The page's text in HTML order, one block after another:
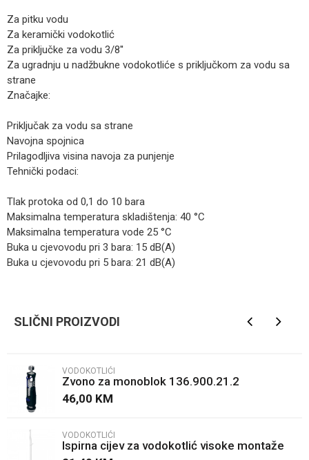
Za pitku vodu
Za keramički vodokotlić
Za priključke za vodu 3/8''
Za ugradnju u nadžbukne vodokotliće s priključkom za vodu sa
strane
Značajke:
Priključak za vodu sa strane
Navojna spojnica
Prilagodljiva visina navoja za punjenje
Tehnički podaci:
Tlak protoka od 0,1 do 10 bara
Maksimalna temperatura skladištenja: 40 °C
Maksimalna temperatura vode 25 °C
Buka u cjevovodu pri 3 bara: 15 dB(A)
Buka u cjevovodu pri 5 bara: 21 dB(A)
Poruka
SLIČNI PROIZVODI
VODOKOTLIĆI
Zvono za monoblok 136.900.21.2
46,00 KM
VODOKOTLIĆI
Ispirna cijev za vodokotlić visoke montaže